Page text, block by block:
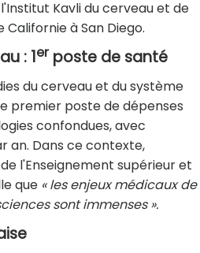
Kavli du cerveau et de
à San Diego.
: 1erposte de santé
du cerveau et du système
premier poste de dépenses
confondues, avec
an. Dans ce contexte,
l'Enseignement supérieur et
que « les enjeux médicaux de
sont immenses ».